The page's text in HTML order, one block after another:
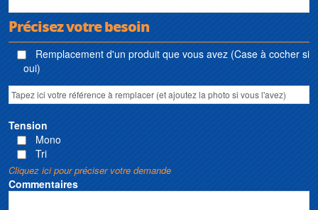
Précisez votre besoin
Remplacement d'un produit que vous avez (Case à cocher si
oui)
Tension
Mono
Tri
Cliquez ici pour préciser votre demande
Commentaires